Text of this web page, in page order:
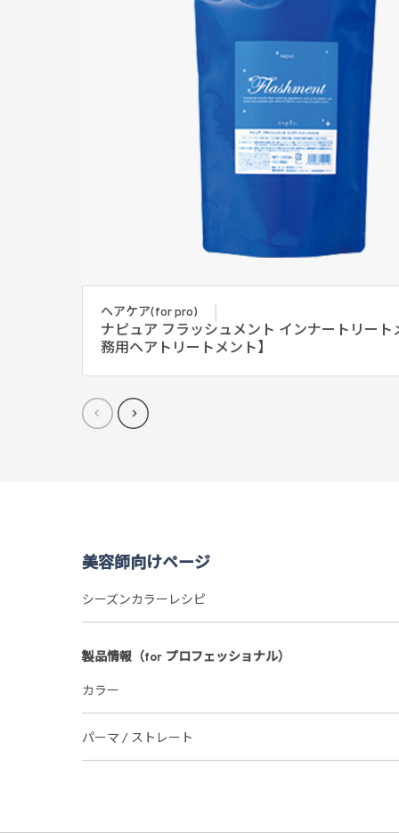
ヘアケア(for pro)
ナピュア フラッシュメント インナートリート
務用ヘアトリートメント】
美容師向けページ
シーズンカラーレシピ
製品情報（for プロフェッショナル）
カラー
パーマ / ストレート